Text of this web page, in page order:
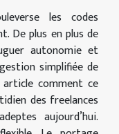
les codes
De plus en plus de
autonomie et
simplifiée de
comment ce
des freelances
aujourd’hui.